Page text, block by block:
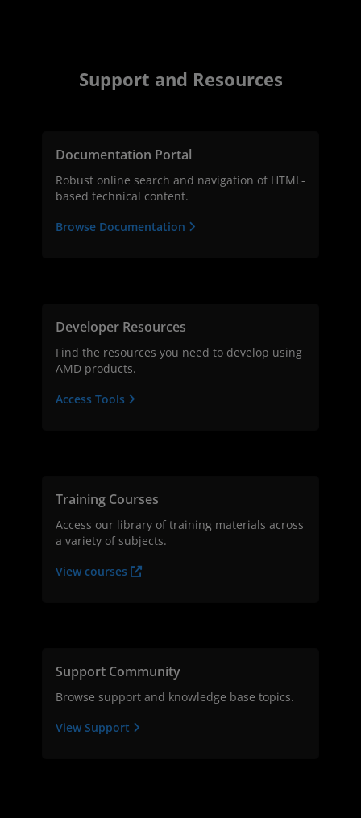
Support and Resources
Documentation Portal
Robust online search and navigation of HTML-
based technical content.
Browse Documentation
Developer Resources
Find the resources you need to develop using
AMD products.
Access Tools
Training Courses
Access our library of training materials across
a variety of subjects.
View courses
Support Community
Browse support and knowledge base topics.
View Support